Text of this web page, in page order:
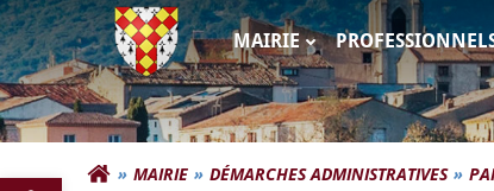
Aller
au
contenu
Commune
MAIRIE
MAIRIE DÉMARCHES ADMINISTRATIVES